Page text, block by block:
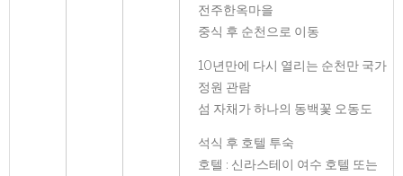
전주한옥마을
중식 후 순천으로 이동
10년만에 다시 열리는 순천만 국가
정원 관람
섬 자채가 하나의 동백꽃 오동도
석식 후 호텔 투숙
호텔 : 신라스테이 여수 호텔 또는